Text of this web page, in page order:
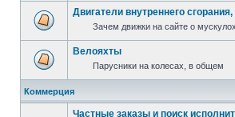
Двигатели внутреннего
Зачем движки на сайте о
Велояхты
Парусники на колесах, в общем
Коммерция
Частные заказы и поиск